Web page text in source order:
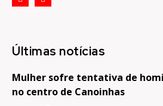
Últimas notícias
Mulher sofre tentativa de
no centro de Canoinhas